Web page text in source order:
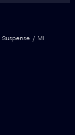
Suspense / Mi